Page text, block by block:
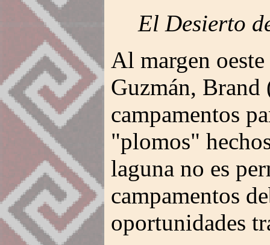
El Desierto
Al margen
Guzmán,
campamentos
"plomos"
laguna no es
campamentos
oportunidades